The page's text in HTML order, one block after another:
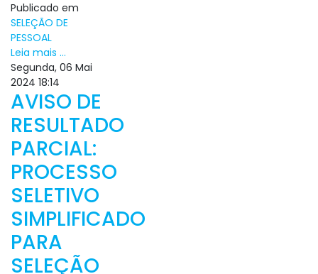
Publicado em
SELEÇÃO DE
PESSOAL
Leia mais ...
Segunda, 06 Mai
2024 18:14
AVISO DE
RESULTADO
PARCIAL:
PROCESSO
SELETIVO
SIMPLIFICADO
PARA
SELEÇÃO